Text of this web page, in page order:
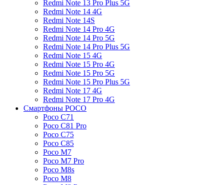
Redmi Note 13 Pro Plus 5G
Redmi Note 14 4G
Redmi Note 14S
Redmi Note 14 Pro 4G
Redmi Note 14 Pro 5G
Redmi Note 14 Pro Plus 5G
Redmi Note 15 4G
Redmi Note 15 Pro 4G
Redmi Note 15 Pro 5G
Redmi Note 15 Pro Plus 5G
Redmi Note 17 4G
Redmi Note 17 Pro 4G
Смартфоны POCO
Poco C71
Poco C81 Pro
Poco C75
Poco C85
Poco M7
Poco M7 Pro
Poco M8s
Poco M8